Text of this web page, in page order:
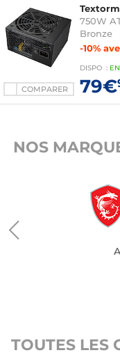
COMPARER
Textorm
750W
Bronze
-10%
DISPO : EN
79€
NOS
TOUTES LES